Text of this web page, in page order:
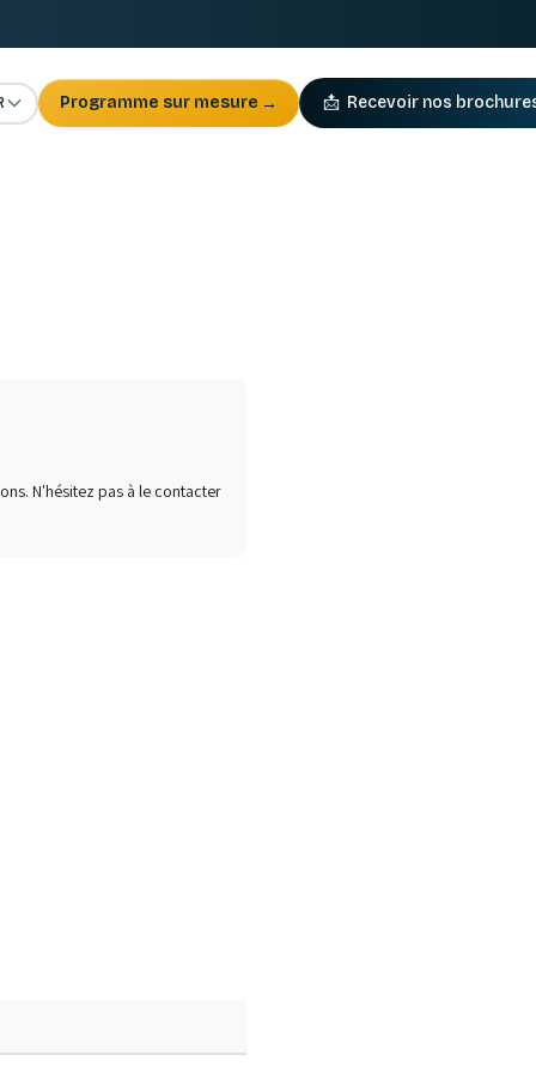
Programme sur mesure → 📩 Recevoir nos
N'hésitez pas à le contacter